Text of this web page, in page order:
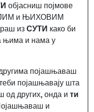
објасниш појмове
и ЊИХОВИМ
из СУТИ како би
њима и нама у
појашњаваш
појашњавају шта
од других, онда и ти
и